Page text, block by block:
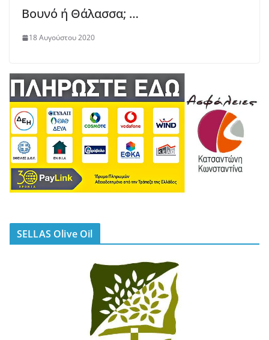
Βουνό ή Θάλασσα; …
18 Αυγούστου 2020
SELLAS Olive Oil